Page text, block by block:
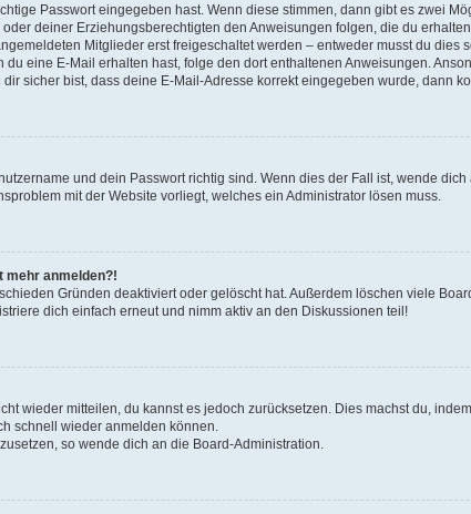
Passwort eingegeben hast. Wenn diese stimmen, dann gibt es zwei
deiner Erziehungsberechtigten den Anweisungen folgen, die du
Mitglieder erst freigeschaltet werden – entweder musst du dies
eine E-Mail erhalten hast, folge den dort enthaltenen Anweisungen.
sicher bist, dass deine E-Mail-Adresse korrekt eingegeben wurde, dann
und dein Passwort richtig sind. Wenn dies der Fall ist, wende
mit der Website vorliegt, welches ein Administrator lösen muss.
mehr anmelden?!
Gründen deaktiviert oder gelöscht hat. Außerdem löschen viele
dich einfach erneut und nimm aktiv an den Diskussionen teil!
wieder mitteilen, du kannst es jedoch zurücksetzen. Dies machst du,
schnell wieder anmelden können.
so wende dich an die Board-Administration.